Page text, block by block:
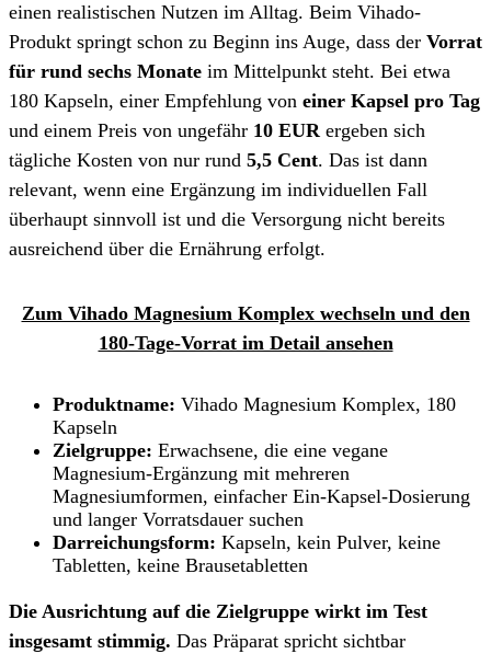
einen realistischen Nutzen im Alltag. Beim Vihado-
Produkt springt schon zu Beginn ins Auge, dass der Vorrat
für rund sechs Monate im Mittelpunkt steht. Bei etwa
180 Kapseln, einer Empfehlung von einer Kapsel pro Tag
und einem Preis von ungefähr 10 EURergeben sich
tägliche Kosten von nur rund 5,5 Cent. Das ist dann
relevant, wenn eine Ergänzung im individuellen Fall
überhaupt sinnvoll ist und die Versorgung nicht bereits
ausreichend über die Ernährung erfolgt.
Zum Vihado Magnesium Komplex wechseln und den
180-Tage-Vorrat im Detail ansehen
Produktname: Vihado Magnesium Komplex, 180
Kapseln
Zielgruppe: Erwachsene, die eine vegane
Magnesium-Ergänzung mit mehreren
Magnesiumformen, einfacher Ein-Kapsel-Dosierung
und langer Vorratsdauer suchen
Darreichungsform: Kapseln, kein Pulver, keine
Tabletten, keine Brausetabletten
Die Ausrichtung auf die Zielgruppe wirkt im Test
insgesamt stimmig. Das Präparat spricht sichtbar